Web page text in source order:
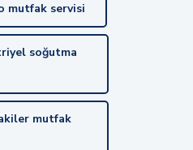
mutfak servisi
soğutma
mutfak